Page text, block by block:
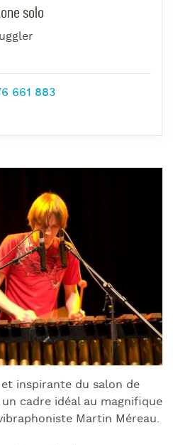
et inspirante du salon de
cadre idéal au magnifique
Martin Méreau.
solo
661 883